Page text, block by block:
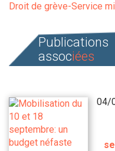
Droit de grève-Service
Publications
associées
04/